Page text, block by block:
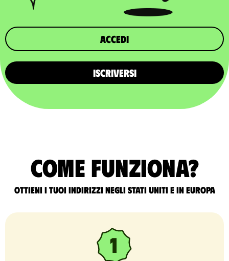
Accedi
ISCRIVERSI
Come funziona?
Ottieni i tuoi indirizzi negli Stati Uniti e in Europa